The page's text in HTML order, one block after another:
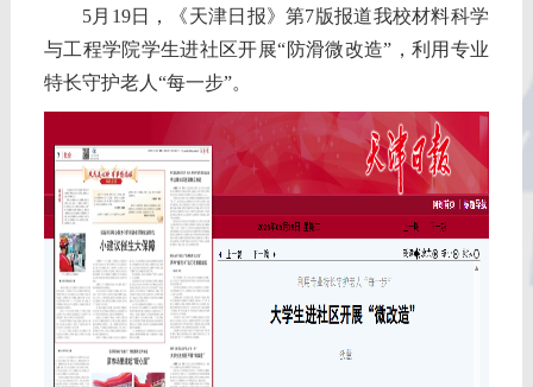
5月19日，《天津日报》第7版报道我校材料科学
与工程学院学生进社区开展“防滑微改造”，利用专业
特长守护老人“每一步”。